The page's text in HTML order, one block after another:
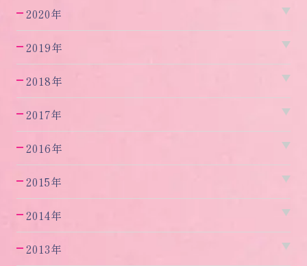
2020年
2019年
2018年
2017年
2016年
2015年
2014年
2013年